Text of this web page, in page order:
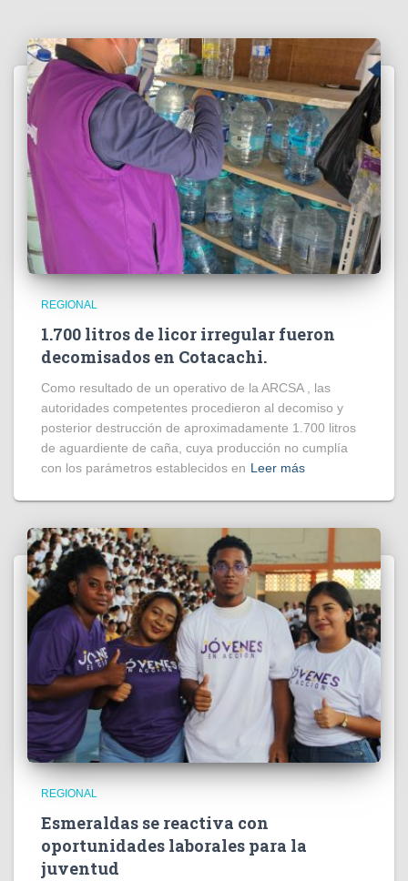
REGIONAL
1.700 litros de licor irregular fueron
decomisados en Cotacachi.
Como resultado de un operativo de la ARCSA , las
autoridades competentes procedieron al decomiso y
posterior destrucción de aproximadamente 1.700 litros
de aguardiente de caña, cuya producción no cumplía
con los parámetros establecidos en Leer más
REGIONAL
Esmeraldas se reactiva con
oportunidades laborales para la
juventud